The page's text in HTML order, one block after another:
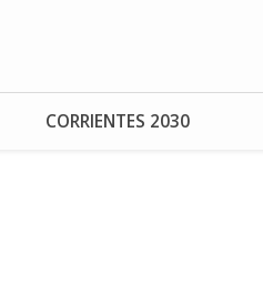
CORRIENTES 2030